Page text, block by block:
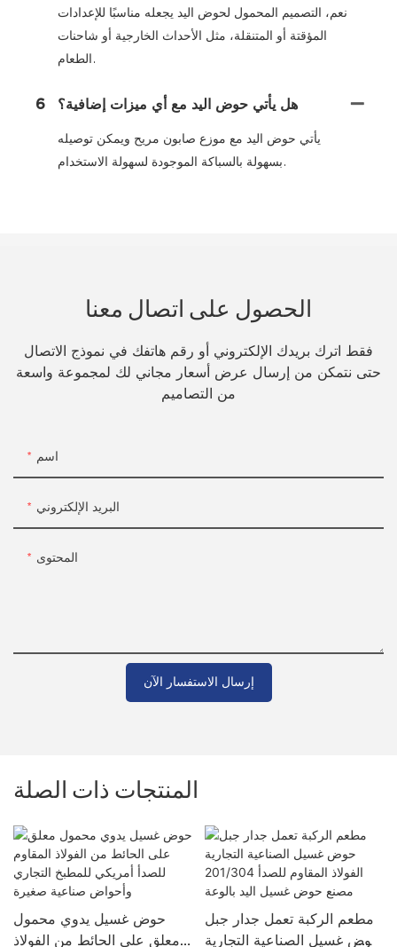
نعم، التصميم المحمول لحوض اليد يجعله مناسبًا للإعدادات
المؤقتة أو المتنقلة، مثل الأحداث الخارجية أو شاحنات
الطعام.
6 هل يأتي حوض اليد مع أي ميزات إضافية؟
يأتي حوض اليد مع موزع صابون مريح ويمكن توصيله
بسهولة بالسباكة الموجودة لسهولة الاستخدام.
الحصول على اتصال معنا
فقط اترك بريدك الإلكتروني أو رقم هاتفك في نموذج الاتصال
حتى نتمكن من إرسال عرض أسعار مجاني لك لمجموعة واسعة
من التصاميم
اسم
البريد الإلكتروني
المحتوى
إرسال الاستفسار الآن
المنتجات ذات الصلة
حوض غسيل يدوي محمول
معلق على الحائط من الفولاذ
مطعم الركبة تعمل جدار جبل
حوض غسيل الصناعية التجارية